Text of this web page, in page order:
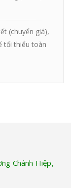
(chuyển giá),
tối thiểu toàn
Chánh Hiệp,